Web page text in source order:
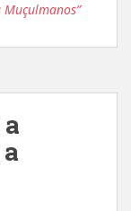
Muçulmanos”